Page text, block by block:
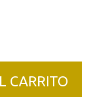
CARRITO